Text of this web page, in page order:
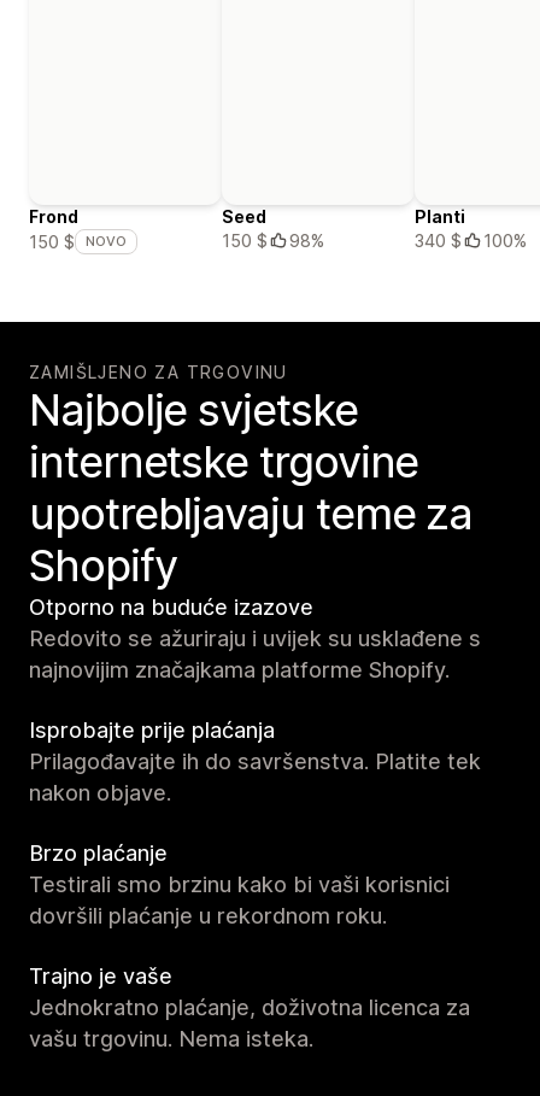
Frond
150 $
NOVO
Seed
150 $
98%
Planti
340 $
100%
ZAMIŠLJENO ZA TRGOVINU
Najbolje svjetske
internetske trgovine
upotrebljavaju teme za
Shopify
Otporno na buduće izazove
Redovito se ažuriraju i uvijek su usklađene s
najnovijim značajkama platforme Shopify.
Isprobajte prije plaćanja
Prilagođavajte ih do savršenstva. Platite tek
nakon objave.
Brzo plaćanje
Testirali smo brzinu kako bi vaši korisnici
dovršili plaćanje u rekordnom roku.
Trajno je vaše
Jednokratno plaćanje, doživotna licenca za
vašu trgovinu. Nema isteka.